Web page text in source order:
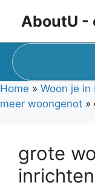
inhoud
AboutU -
Home » Woon je in
meer woongenot »
grote